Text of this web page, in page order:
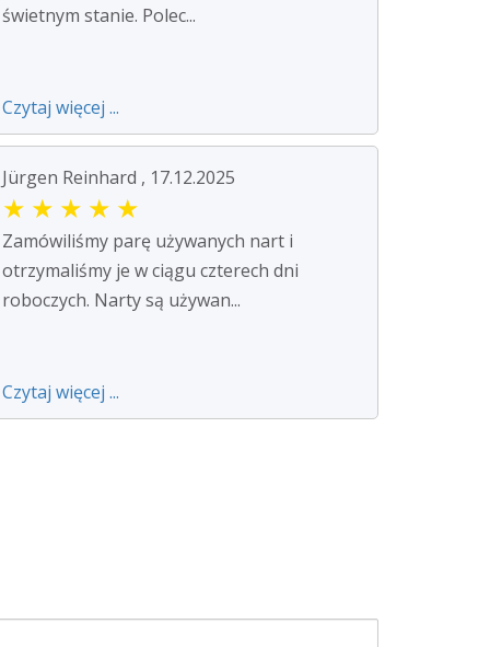
świetnym stanie. Polec...
Czytaj więcej ...
Jürgen Reinhard , 17.12.2025
★ ★ ★ ★ ★
Zamówiliśmy parę używanych nart i
otrzymaliśmy je w ciągu czterech dni
roboczych. Narty są używan...
Czytaj więcej ...